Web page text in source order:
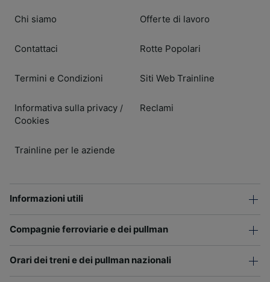
Chi siamo
Contattaci
Termini e Condizioni
Informativa sulla privacy /
Cookies
Trainline per le aziende
Offerte di lavoro
Rotte Popolari
Siti Web Trainline
Reclami
Informazioni utili
Compagnie ferroviarie e dei pullman
Orari dei treni e dei pullman nazionali